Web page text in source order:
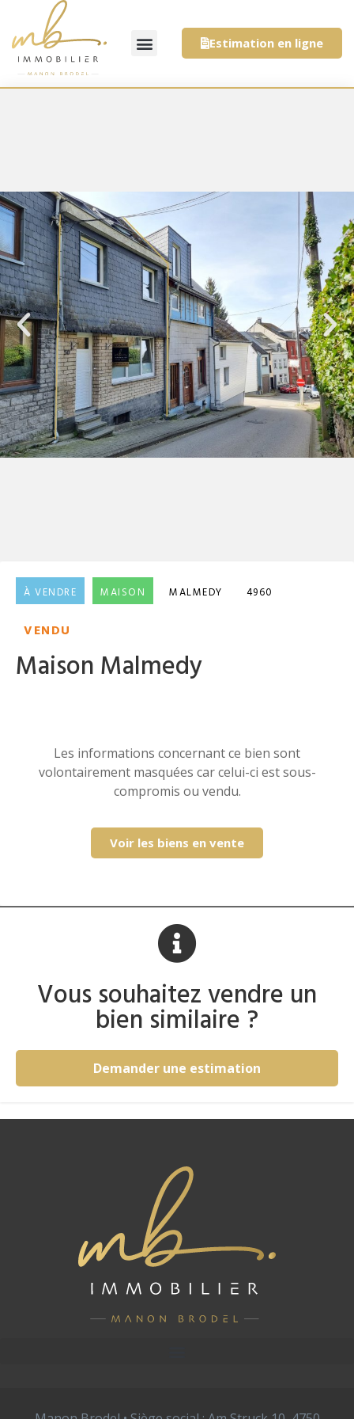
Estimation en ligne
À VENDRE MAISON MALMEDY 4960
VENDU
Maison Malmedy
Les informations concernant ce bien sont
volontairement masquées car celui-ci est sous-
compromis ou vendu.
Voir les biens en vente
Vous souhaitez vendre un
bien similaire ?
Demander une estimation